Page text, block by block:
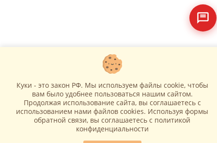
Куки - это закон РФ. Мы используем файлы cookie, чтобы
вам было удобнее пользоваться нашим сайтом.
Продолжая использование сайта, вы соглашаетесь c
использованием нами файлов cookies. Используя формы
обратной связи, вы соглашаетесь с политикой
конфиденциальности